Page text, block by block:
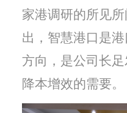
家港调研的所见
出，智慧港口是
方向，是公司长足
降本增效的需要。